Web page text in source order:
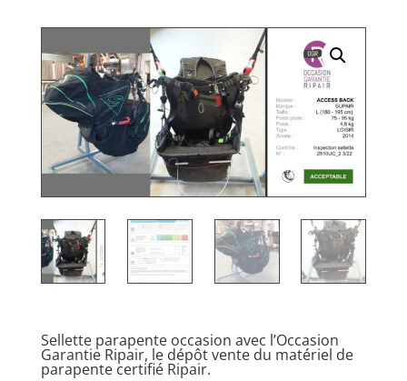
Sellette parapente occasion avec l’Occasion
Garantie Ripair, le dépôt vente du matériel de
parapente certifié Ripair.